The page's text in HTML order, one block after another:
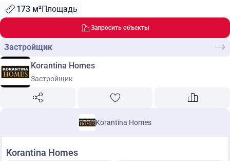
173 м²Площадь
Запросить объекты
Застройщик
Korantina Homes
Застройщик
Korantina Homes
Korantina Homes